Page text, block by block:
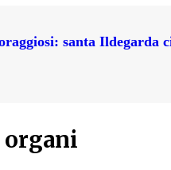
santa Ildegarda